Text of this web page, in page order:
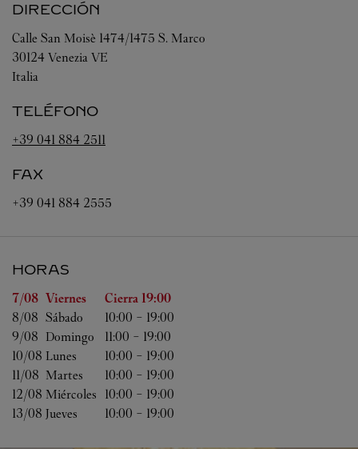
DIRECCIÓN
Calle San Moisè 1474/1475 S. Marco
30124 Venezia VE
Italia
TELÉFONO
+39 041 884 2511
FAX
+39 041 884 2555
HORAS
Día de la semana Horas
7/08 Viernes Cierra 19:00
8/08 Sábado 10:00 - 19:00
9/08 Domingo 11:00 - 19:00
10/08 Lunes 10:00 - 19:00
11/08 Martes 10:00 - 19:00
12/08 Miércoles 10:00 - 19:00
13/08 Jueves 10:00 - 19:00